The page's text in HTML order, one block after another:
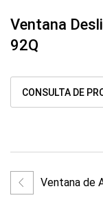
Ventana
92Q
CONSULTA DE
Ventana de